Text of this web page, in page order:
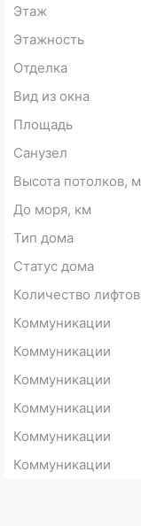
Этаж
Этажность
Отделка
Вид из окна
Площадь
Санузел
Высота потолков, м
До моря, км
Тип дома
Статус дома
Количество лифтов
Коммуникации
Коммуникации
Коммуникации
Коммуникации
Коммуникации
Коммуникации